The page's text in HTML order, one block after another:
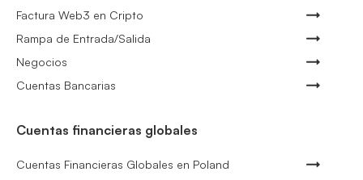
Factura Web3 en Cripto
Rampa de Entrada/Salida
Negocios
Cuentas Bancarias
Cuentas financieras globales
Cuentas Financieras Globales en Poland